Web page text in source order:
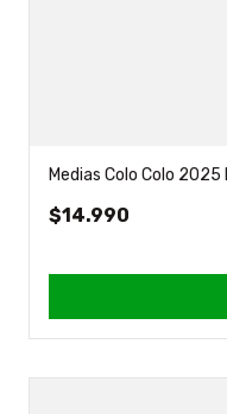
Medias Colo Colo
$14.990